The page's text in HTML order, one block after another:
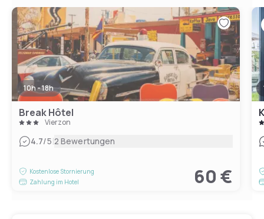
10h - 18h
Break Hôtel
Vierzon
4.7/5|2 Bewertungen
Kostenlose Stornierung
Zahlung im Hotel
60 €